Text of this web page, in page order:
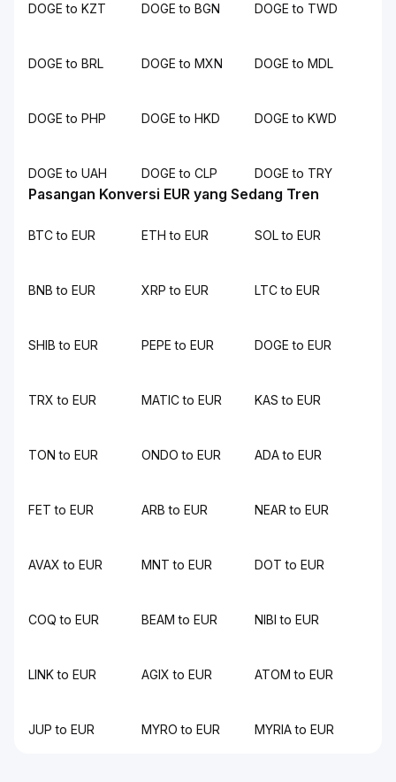
DOGE to KZT DOGE to BGN DOGE to TWD
DOGE to BRL DOGE to MXN DOGE to MDL
DOGE to PHP DOGE to HKD DOGE to KWD
DOGE to UAH DOGE to CLP DOGE to TRY
Pasangan Konversi EUR yang Sedang Tren
BTC to EUR ETH to EUR SOL to EUR
BNB to EUR XRP to EUR LTC to EUR
SHIB to EUR PEPE to EUR DOGE to EUR
TRX to EUR MATIC to EUR KAS to EUR
TON to EUR ONDO to EUR ADA to EUR
FET to EUR ARB to EUR NEAR to EUR
AVAX to EUR MNT to EUR DOT to EUR
COQ to EUR BEAM to EUR NIBI to EUR
LINK to EUR AGIX to EUR ATOM to EUR
JUP to EUR MYRO to EUR MYRIA to EUR